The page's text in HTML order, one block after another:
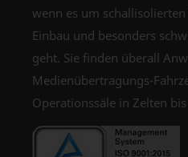
wenn es um
Einbau und besonders
geht. Sie finden überall
Medienübertragungs-
Operationssäle in Zelten